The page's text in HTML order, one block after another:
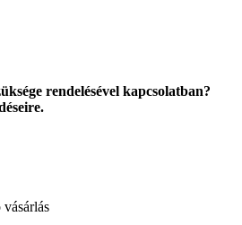
rendelésével kapcsolatban?